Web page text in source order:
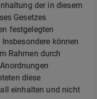
der in diesem
Gesetzes
festgelegten
können
Rahmen durch
diese
einhalten und nicht